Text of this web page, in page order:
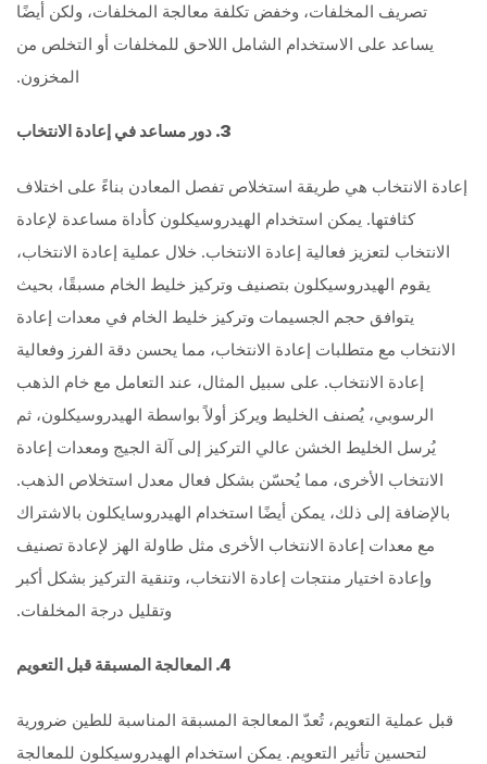
تصريف المخلفات، وخفض تكلفة معالجة المخلفات، ولكن أيضًا
يساعد على الاستخدام الشامل اللاحق للمخلفات أو التخلص من
المخزون.
3. دور مساعد في إعادة الانتخاب
إعادة الانتخاب هي طريقة استخلاص تفصل المعادن بناءً على اختلاف
كثافتها. يمكن استخدام الهيدروسيكلون كأداة مساعدة لإعادة
الانتخاب لتعزيز فعالية إعادة الانتخاب. خلال عملية إعادة الانتخاب،
يقوم الهيدروسيكلون بتصنيف وتركيز خليط الخام مسبقًا، بحيث
يتوافق حجم الجسيمات وتركيز خليط الخام في معدات إعادة
الانتخاب مع متطلبات إعادة الانتخاب، مما يحسن دقة الفرز وفعالية
إعادة الانتخاب. على سبيل المثال، عند التعامل مع خام الذهب
الرسوبي، يُصنف الخليط ويركز أولاً بواسطة الهيدروسيكلون، ثم
يُرسل الخليط الخشن عالي التركيز إلى آلة الجيج ومعدات إعادة
الانتخاب الأخرى، مما يُحسّن بشكل فعال معدل استخلاص الذهب.
بالإضافة إلى ذلك، يمكن أيضًا استخدام الهيدروسايكلون بالاشتراك
مع معدات إعادة الانتخاب الأخرى مثل طاولة الهز لإعادة تصنيف
وإعادة اختيار منتجات إعادة الانتخاب، وتنقية التركيز بشكل أكبر
وتقليل درجة المخلفات.
4. المعالجة المسبقة قبل التعويم
قبل عملية التعويم، تُعدّ المعالجة المسبقة المناسبة للطين ضرورية
لتحسين تأثير التعويم. يمكن استخدام الهيدروسيكلون للمعالجة